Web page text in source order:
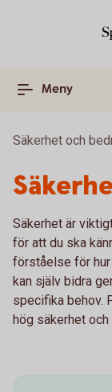
Meny
Säkerhet och
Säkerhet är
för att du ska
förståelse för hur
kan själv bidra
specifika behov.
hög säkerhet